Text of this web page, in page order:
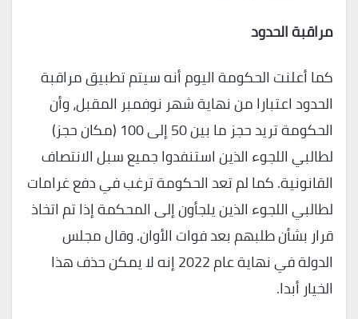
مراقبة الحدود
كما أعلنت الحكومة اليوم أنه سيتم تطبيق مراقبة
الحدود اعتبارا من نهاية شهر نوفمبر المقبل، وأن
الحكومة تريد حجز ما بين 50 إلى 100 (مكان حجز)
لطالبي اللجوء الذين استنفدوا جميع سبل الانتصاف
القانونية. كما لم تعد الحكومة ترغب في دفع غرامات
لطالبي اللجوء الذين يلجأون إلى المحكمة إذا تم اتخاذ
قرار بشأن طلبهم بعد فوات الأوان. وقال مجلس
الدولة في نهاية عام 2022 إنه لا يمكن حذف هذا
الخيار أبدا.